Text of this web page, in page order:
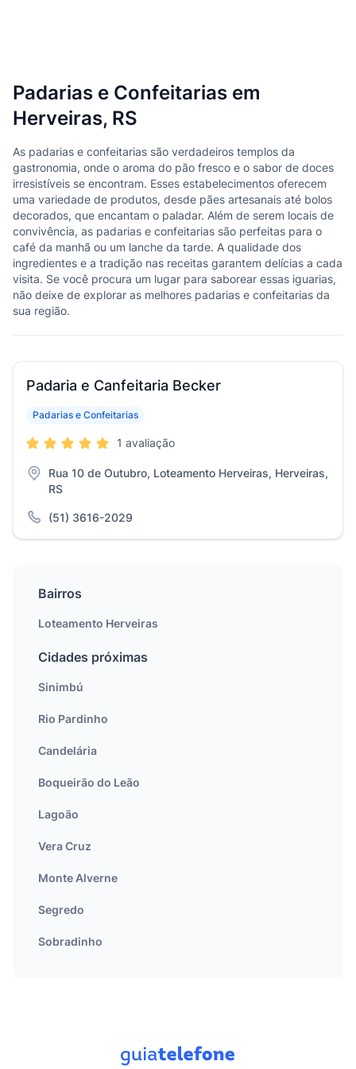
Padarias e Confeitarias em
Herveiras, RS
As padarias e confeitarias são verdadeiros templos da
gastronomia, onde o aroma do pão fresco e o sabor de doces
irresistíveis se encontram. Esses estabelecimentos oferecem
uma variedade de produtos, desde pães artesanais até bolos
decorados, que encantam o paladar. Além de serem locais de
convivência, as padarias e confeitarias são perfeitas para o
café da manhã ou um lanche da tarde. A qualidade dos
ingredientes e a tradição nas receitas garantem delícias a cada
visita. Se você procura um lugar para saborear essas iguarias,
não deixe de explorar as melhores padarias e confeitarias da
sua região.
Padaria e Canfeitaria Becker
Padarias e Confeitarias
1 avaliação
Rua 10 de Outubro, Loteamento Herveiras, Herveiras,
RS
(51) 3616-2029
Bairros
Loteamento Herveiras
Cidades próximas
Sinimbú
Rio Pardinho
Candelária
Boqueirão do Leão
Lagoão
Vera Cruz
Monte Alverne
Segredo
Sobradinho